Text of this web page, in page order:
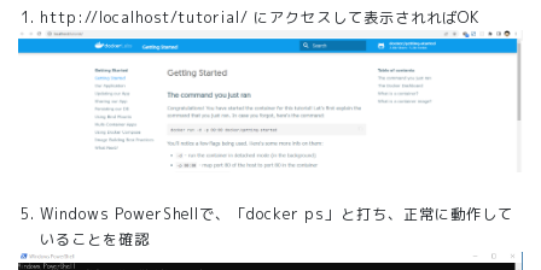
http://localhost/tutorial/ にアクセスして表示されればOK
Windows PowerShellで、「docker ps」と打ち、正常に動作して
いることを確認